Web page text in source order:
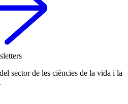
sector de les ciències de la vida i la